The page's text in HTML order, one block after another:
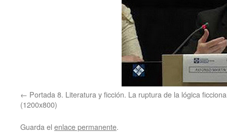
Portada 8. Literatura y ficción. La ruptura de la lógica
(1200x800)
Guarda el enlace permanente.